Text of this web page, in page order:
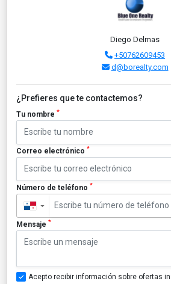
Diego Delmas
+50762609453
d@borealty.com
¿Prefieres que te contactemos?
Tu nombre *
Correo electrónico *
Número de teléfono *
▼
Mensaje *
Acepto recibir información sobre ofertas